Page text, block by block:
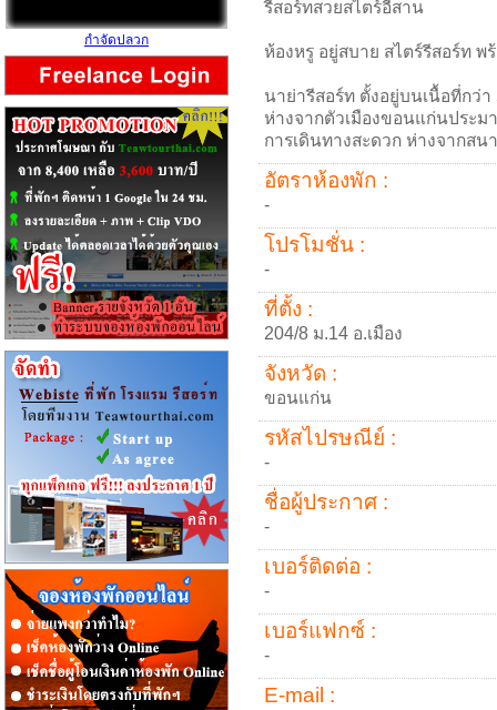
รีสอร์ทสวยสไตร์อีสาน
ห้องหรู อยู่สบาย สไตร์รีสอร์ท
นาย่ารีสอร์ท ตั้งอยู่บนเนื้อที่กว่
ห่างจากตัวเมืองขอนแก่นประม
การเดินทางสะดวก ห่างจากสน
อัตราห้องพัก :
-
โปรโมชั่น :
-
ที่ตั้ง :
204/8 ม.14 อ.เมือง
จังหวัด :
ขอนแก่น
รหัสไปรษณีย์ :
-
ชื่อผู้ประกาศ :
-
เบอร์ติดต่อ :
-
เบอร์แฟกซ์ :
-
E-mail :
กำจัดปลวก